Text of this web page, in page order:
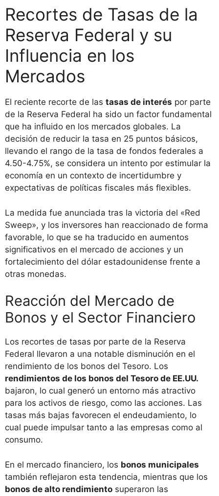
Recortes de Tasas de la
Reserva Federal y su
Influencia en los
Mercados
El reciente recorte de las tasas de interés por parte
de la Reserva Federal ha sido un factor fundamental
que ha influido en los mercados globales. La
decisión de reducir la tasa en 25 puntos básicos,
llevando el rango de la tasa de fondos federales a
4.50-4.75%, se considera un intento por estimular la
economía en un contexto de incertidumbre y
expectativas de políticas fiscales más flexibles.
La medida fue anunciada tras la victoria del «Red
Sweep», y los inversores han reaccionado de forma
favorable, lo que se ha traducido en aumentos
significativos en el mercado de acciones y un
fortalecimiento del dólar estadounidense frente a
otras monedas.
Reacción del Mercado de
Bonos y el Sector Financiero
Los recortes de tasas por parte de la Reserva
Federal llevaron a una notable disminución en el
rendimiento de los bonos del Tesoro. Los
rendimientos de los bonos del Tesoro de EE.UU.
bajaron, lo cual generó un entorno más atractivo
para los activos de riesgo, como las acciones. Las
tasas más bajas favorecen el endeudamiento, lo
cual puede impulsar tanto a las empresas como al
consumo.
En el mercado financiero, los bonos municipales
también reflejaron esta tendencia, mientras que los
bonos de alto rendimiento superaron las